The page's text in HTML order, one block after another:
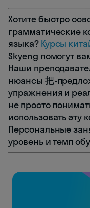
Хотите быстро
грамматические
языка? Курсы
Skyeng помогут
Наши
нюансы 把-
упражнения и
не просто
использовать эту
Персональные
уровень и темп